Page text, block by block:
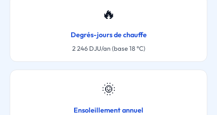
🔥
Degrés-jours de chauffe
2 246 DJU/an (base 18 °C)
🌞
Ensoleillement annuel